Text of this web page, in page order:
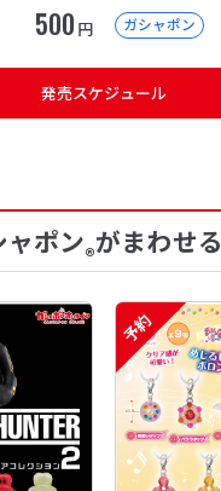
500 円 ガシャポン
発売スケジュール
ポン®がまわせる
予約